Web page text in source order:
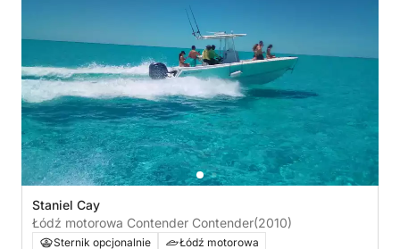
Staniel Cay
Łódź motorowa Contender Contender(2010)
Sternik opcjonalnie
Łódź motorowa